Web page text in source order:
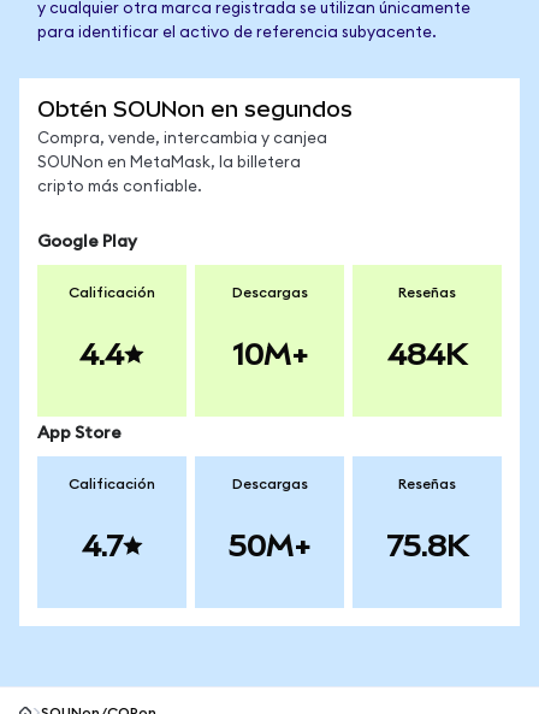
y cualquier otra marca registrada se utilizan únicamente
para identificar el activo de referencia subyacente.
Obtén SOUNon en segundos
Compra, vende, intercambia y canjea
SOUNon en MetaMask, la billetera
cripto más confiable.
Google Play
Calificación
4.4
Descargas
10M+
Reseñas
484K
App Store
Calificación
4.7
Descargas
50M+
Reseñas
75.8K